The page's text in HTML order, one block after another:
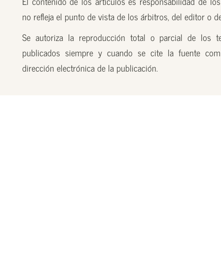
no refleja el punto de vista de los árbitros, del editor o
Se autoriza la reproducción total o parcial de los
publicados siempre y cuando se cite la fuente
dirección electrónica de la publicación.